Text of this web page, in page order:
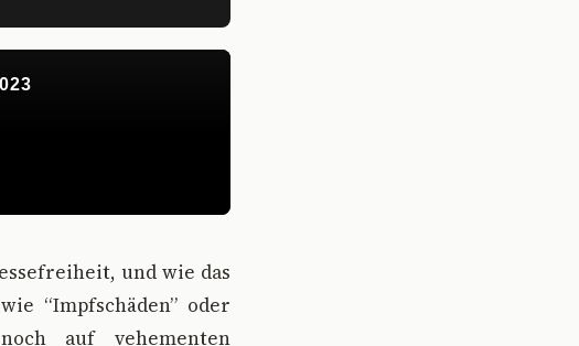
und wie das
“Impfschäden” oder
auf vehementen